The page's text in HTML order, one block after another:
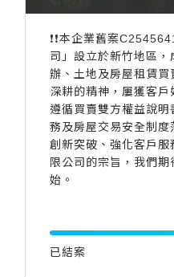
❗️❗️本企業舊案
司」設立於新竹地區
辦、土地及房屋租賃
深耕的精神，屢獲客戶
遵循買賣雙方權益說
務及房屋交易安全制度
創新突破、強化客戶
限公司的宗旨，我們
始。
已結案